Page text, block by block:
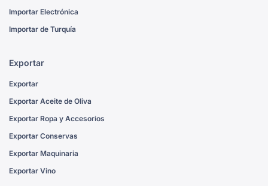
Importar Electrónica
Importar de Turquía
Exportar
Exportar
Exportar Aceite de Oliva
Exportar Ropa y Accesorios
Exportar Conservas
Exportar Maquinaria
Exportar Vino